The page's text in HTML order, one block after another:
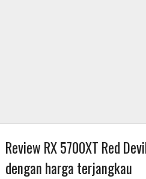
Review RX 5700XT Red
dengan harga terjangkau